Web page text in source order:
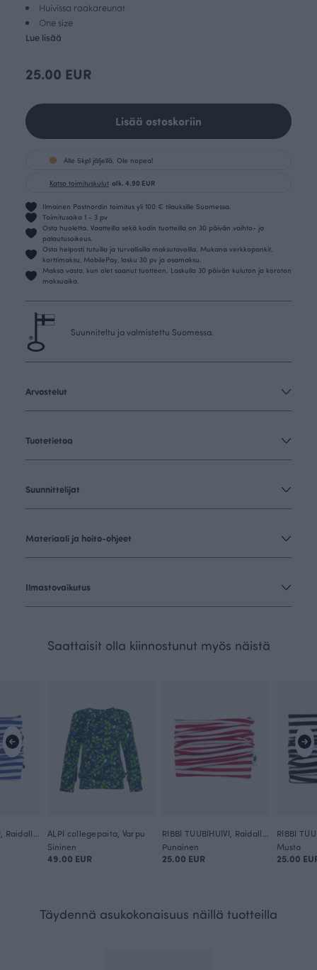
Huivissa raakareunat
One size
Lue lisää
25.00 EUR
Lisää ostoskoriin
Alle 5kpl jäljellä. Ole nopea!
Katso toimituskulut alk. 4.90 EUR
Ilmainen Postnordin toimitus yli 100 € tilauksille Suomessa.
Toimitusaika 1 - 3 pv
Osta huoletta. Vaatteilla sekä kodin tuotteilla on 30 päivän vaihto- ja
palautusoikeus.
Osta helposti tutuilla ja turvallisilla maksutavoilla. Mukana verkkopankit,
korttimaksu, MobilePay, lasku 30 pv ja osamaksu.
Maksa vasta, kun olet saanut tuotteen. Laskulla 30 päivän kuluton ja koroton
maksuaika.
Suunniteltu ja valmistettu Suomessa.
Arvostelut
Tuotetietoa
Suunnittelijat
Materiaali ja hoito-ohjeet
Ilmastovaikutus
Saattaisit olla kiinnostunut myös näistä
RIBBI TUUBIHUIVI, Raidallinen
ALPI collegepaita, Varpu
Sininen
49.00 EUR
RIBBI TUUBIHUIVI, Raidallinen
Punainen
25.00 EUR
Musta
25.00
Täydennä asukokonaisuus näillä tuotteilla